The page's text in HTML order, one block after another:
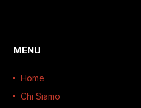
MENU
Home
Chi Siamo